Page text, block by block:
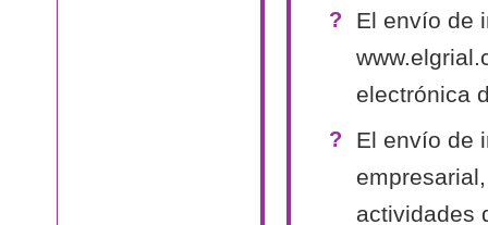
El envío de
electrónica
El envío de
actividades